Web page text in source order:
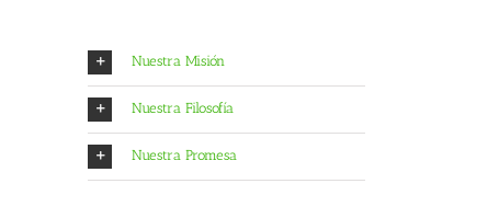
Nuestra Misión
Nuestra Filosofía
Nuestra Promesa